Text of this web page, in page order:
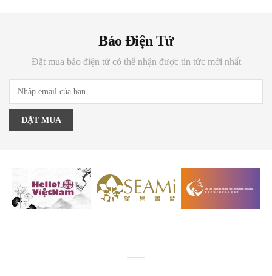
Báo Điện Tử
Đặt mua báo điện tử có thể nhận được tin tức mới nhất
ĐẶT MUA